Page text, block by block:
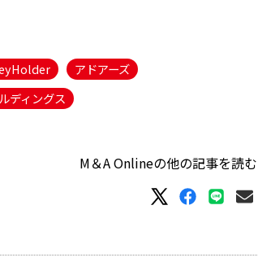
アドアーズ
ディングス
M＆A Onlineの他の記事を読む